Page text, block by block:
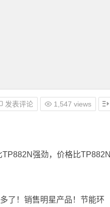
发表评论 1,547 views
强劲，价格比TP882N
了！销售明星产品！节能环